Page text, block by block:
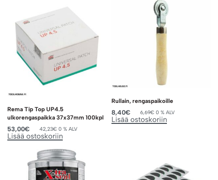
Rema Tip Top UP4.5
ulkorengaspaikka 37x37mm 100kpl
53,00€ 42,23€ 0 % ALV
Lisää ostoskoriin
Rullain, rengaspaikoille
8,40€ 6,69€ 0 % ALV
Lisää ostoskoriin